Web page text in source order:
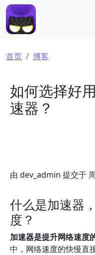
跳转到主要内容
面包屑
首页 博客
如何选择好
速器？
由 dev_admin 提交于
什么是加速器
度？
加速器是提升网络速度
中，网络速度的快慢直